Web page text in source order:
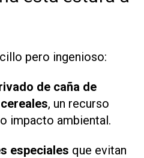
pero ingenioso:
de caña de
, un recurso
impacto ambiental.
especiales que evitan